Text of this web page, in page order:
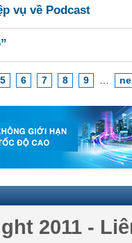
vụ về Podcast
5 6 7 8 9
2011 -